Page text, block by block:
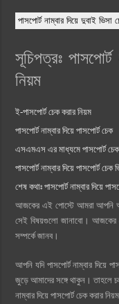
পাসপোর্ট নাম্বার দিয়ে দুবাই ভিসা
সূচিপত্রঃ
নিয়ম
ই-পাসপোর্ট চেক করার নিয়ম
পাসপোর্ট নাম্বার দিয়ে পাসপোর্ট চেক
এসএমএস এর মাধ্যমে পাসপোর্ট চেক
পাসপোর্ট নাম্বার দিয়ে পাসপোর্ট চেক
শেষ কথাঃ পাসপোর্ট নাম্বার দিয়ে
আজকের এই পোস্টে আমরা আপনি
সেই বিষয়গুলো জানাবো। আজকের
সম্পর্কে জানব।
আপনি যদি পাসপোর্ট নাম্বার দিয়ে
জুড়ে আমাদের সঙ্গে থাকুন। তাহলে
নাম্বার দিয়ে পাসপোর্ট চেক করার